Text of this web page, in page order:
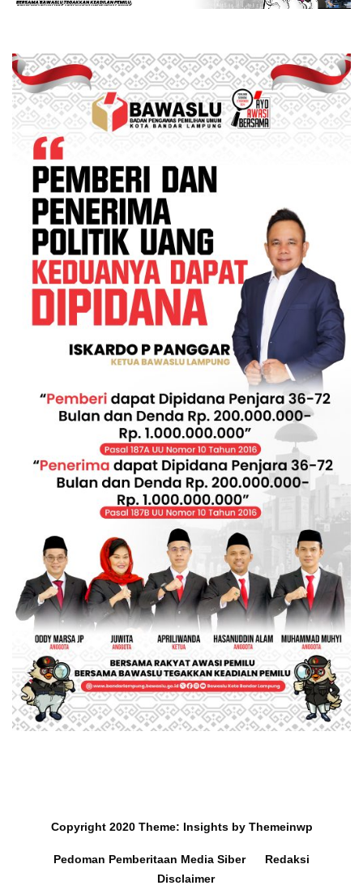
Copyright 2020 Theme: Insightsby Themeinwp
Pedoman Pemberitaan Media Siber
Redaksi
Disclaimer